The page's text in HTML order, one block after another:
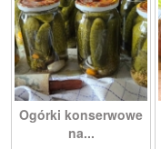
Ogórki konserwowe
na...